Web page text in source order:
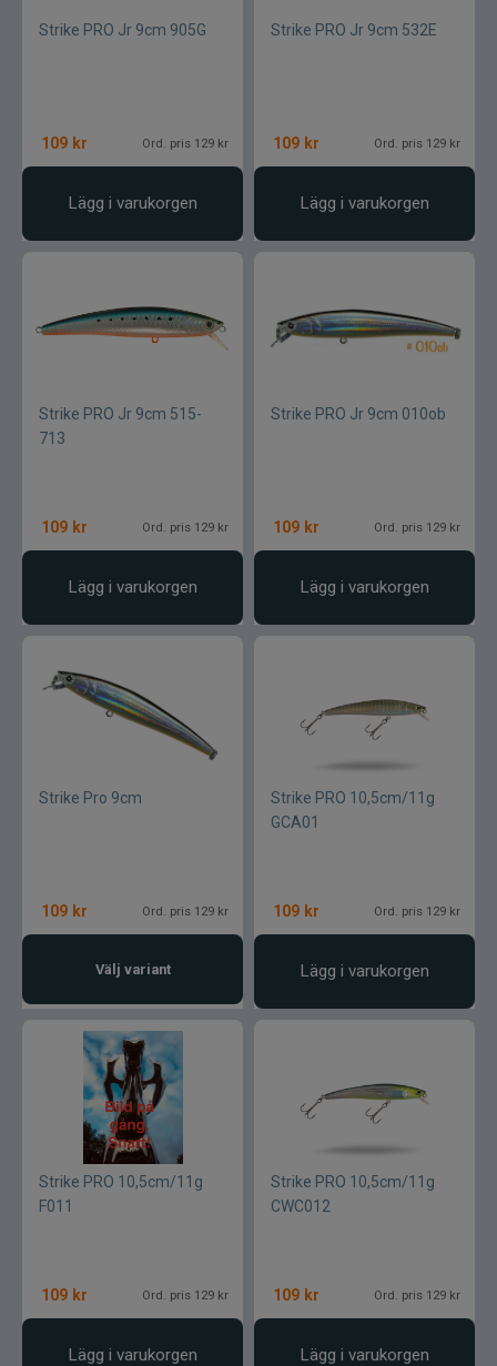
Strike PRO Jr 9cm 905G
109 kr Ord. pris 129 kr
Lägg i varukorgen
Strike PRO Jr 9cm 532E
109 kr Ord. pris 129 kr
Lägg i varukorgen
Strike PRO Jr 9cm 515-
713
109 kr Ord. pris 129 kr
Lägg i varukorgen
Strike PRO Jr 9cm 010ob
109 kr Ord. pris 129 kr
Lägg i varukorgen
Strike Pro 9cm
109 kr Ord. pris 129 kr
Välj variant
Strike PRO 10,5cm/11g
GCA01
109 kr Ord. pris 129 kr
Lägg i varukorgen
Strike PRO 10,5cm/11g
F011
109 kr Ord. pris 129 kr
Lägg i varukorgen
Strike PRO 10,5cm/11g
CWC012
109 kr Ord. pris 129 kr
Lägg i varukorgen